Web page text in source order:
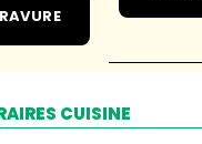
CUISINE